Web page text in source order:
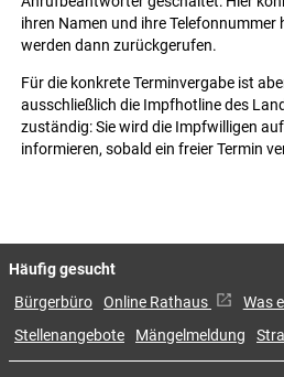
ihren Namen und ihre Telefonnummer
werden dann zurückgerufen.
Für die konkrete Terminvergabe ist
ausschließlich die Impfhotline des
zuständig: Sie wird die Impfwilligen
informieren, sobald ein freier Termin
Häufig gesucht
Bürgerbüro Online Rathaus
Was
Stellenangebote
Mängelmeldung